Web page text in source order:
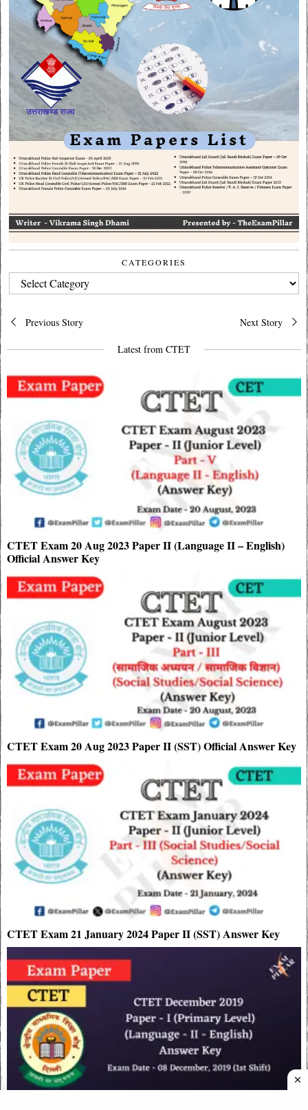
CATEGORIES
CATEGORIES
Post
navigation
Previous Story Next Story
Latest from CTET
CTET Exam 20 Aug 2023 Paper II (Language II – English)
Official Answer Key
CTET Exam 20 Aug 2023 Paper II (SST) Official Answer Key
CTET Exam 21 January 2024 Paper II (SST) Answer Key